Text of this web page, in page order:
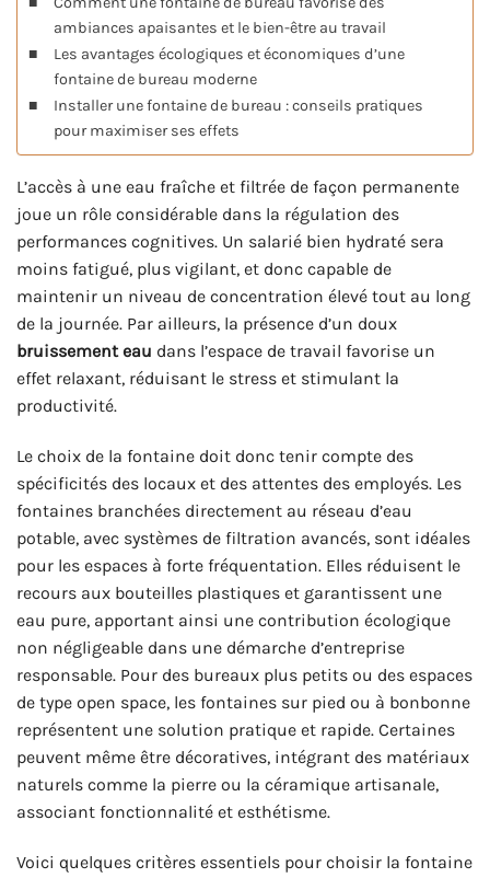
ambiances apaisantes et le bien-être au travail
Les avantages écologiques et économiques d’une
fontaine de bureau moderne
Installer une fontaine de bureau : conseils pratiques
pour maximiser ses effets
L’accès à une eau fraîche et filtrée de façon permanente
joue un rôle considérable dans la régulation des
performances cognitives. Un salarié bien hydraté sera
moins fatigué, plus vigilant, et donc capable de
maintenir un niveau de concentration élevé tout au long
de la journée. Par ailleurs, la présence d’un doux
bruissement eau dans l’espace de travail favorise un
effet relaxant, réduisant le stress et stimulant la
productivité.
Le choix de la fontaine doit donc tenir compte des
spécificités des locaux et des attentes des employés. Les
fontaines branchées directement au réseau d’eau
potable, avec systèmes de filtration avancés, sont idéales
pour les espaces à forte fréquentation. Elles réduisent le
recours aux bouteilles plastiques et garantissent une
eau pure, apportant ainsi une contribution écologique
non négligeable dans une démarche d’entreprise
responsable. Pour des bureaux plus petits ou des espaces
de type open space, les fontaines sur pied ou à bonbonne
représentent une solution pratique et rapide. Certaines
peuvent même être décoratives, intégrant des matériaux
naturels comme la pierre ou la céramique artisanale,
associant fonctionnalité et esthétisme.
Voici quelques critères essentiels pour choisir la fontaine